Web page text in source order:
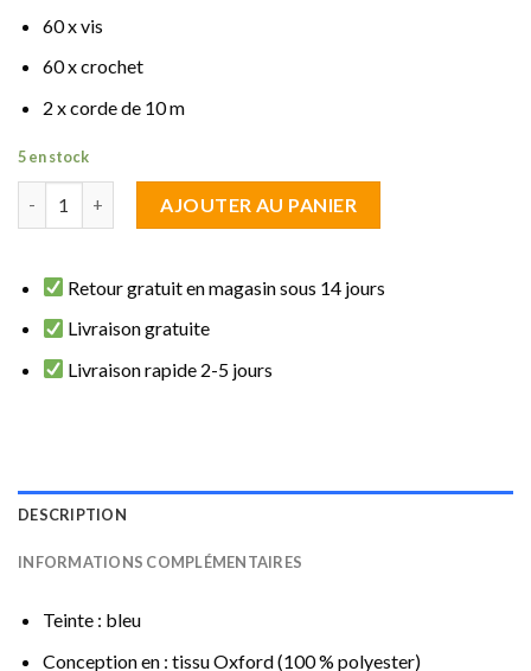
60 x vis
60 x crochet
2 x corde de 10 m
5 en stock
AJOUTER AU PANIER
Retour gratuit en magasin sous 14 jours
Livraison gratuite
Livraison rapide 2-5 jours
DESCRIPTION
INFORMATIONS COMPLÉMENTAIRES
Teinte : bleu
Conception en : tissu Oxford (100 % polyester)